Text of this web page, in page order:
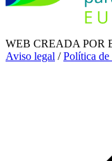
WEB CREADA POR
Aviso legal /Política de